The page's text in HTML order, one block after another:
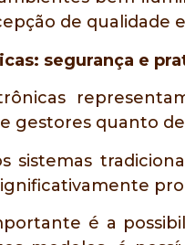
de qualidade
segurança e
gestores quanto
sistemas
é a